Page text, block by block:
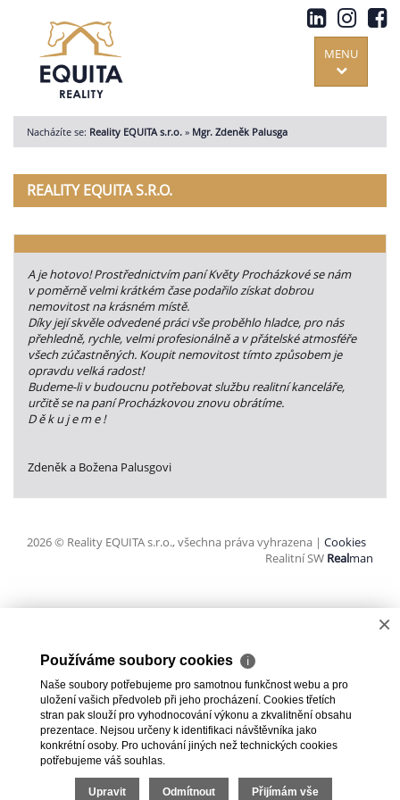
MENU
Nacházíte se: Reality EQUITA s.r.o. » Mgr. Zdeněk Palusga
REALITY EQUITA S.R.O.
A je hotovo! Prostřednictvím paní Květy Procházkové se nám
v poměrně velmi krátkém čase podařilo získat dobrou
nemovitost na krásném místě.
Díky její skvěle odvedené práci vše proběhlo hladce, pro nás
přehledně, rychle, velmi profesionálně a v přátelské atmosféře
všech zúčastněných. Koupit nemovitost tímto způsobem je
opravdu velká radost!
Budeme-li v budoucnu potřebovat službu realitní kanceláře,
určitě se na paní Procházkovou znovu obrátíme.
D ě k u j e m e !
Zdeněk a Božena Palusgovi
2026 © Reality EQUITA s.r.o., všechna práva vyhrazena | Cookies
Realitní SW Realman
×
Používáme soubory cookies ℹ
Naše soubory potřebujeme pro samotnou funkčnost webu a pro
uložení vašich předvoleb při jeho procházení. Cookies třetích
stran pak slouží pro vyhodnocování výkonu a zkvalitnění obsahu
prezentace. Nejsou určeny k identifikaci návštěvníka jako
konkrétní osoby. Pro uchování jiných než technických cookies
potřebujeme váš souhlas.
Upravit Odmítnout Přijímám vše